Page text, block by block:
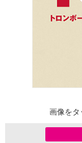
画像をタ